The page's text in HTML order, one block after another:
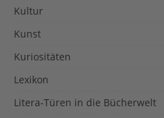
Kultur
Kunst
Kuriositäten
Lexikon
Litera-Türen in die Bücherwelt